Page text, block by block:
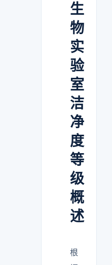
生
物
实
验
室
洁
净
度
等
级
概
述
根